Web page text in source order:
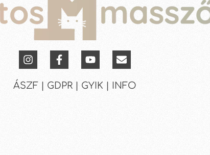
ÁSZF | GDPR | GYIK | INFO